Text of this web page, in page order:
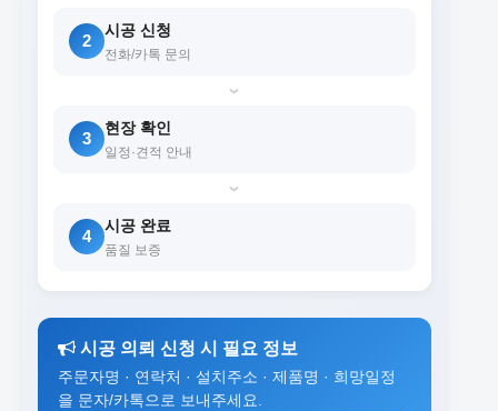
2
시공 신청
전화/카톡 문의
›
3
현장 확인
일정·견적 안내
›
4
시공 완료
품질 보증
시공 의뢰 신청 시 필요 정보
주문자명 · 연락처 · 설치주소 · 제품명 · 희망일정
을 문자/카톡으로 보내주세요.